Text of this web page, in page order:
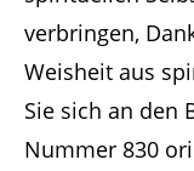
verbringen,
Weisheit aus
Sie sich an den
Nummer 830